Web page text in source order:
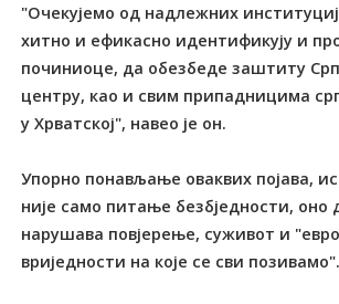
"Очекујемо од надлежних
хитно и ефикасно идентификују и
починиоце, да обезбеде заштиту
центру, као и свим припадницима
у Хрватској", навео је он.
Упорно понављање оваквих појава,
није само питање безбједности, оно
нарушава повјерење, суживот и
вриједности на које се сви позивамо".